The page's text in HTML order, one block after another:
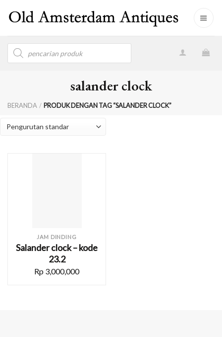
Products
search
salander clock
BERANDA / PRODUK DENGAN TAG “SALANDER CLOCK”
JAM DINDING
Salander clock – kode
23.2
Rp 3,000,000